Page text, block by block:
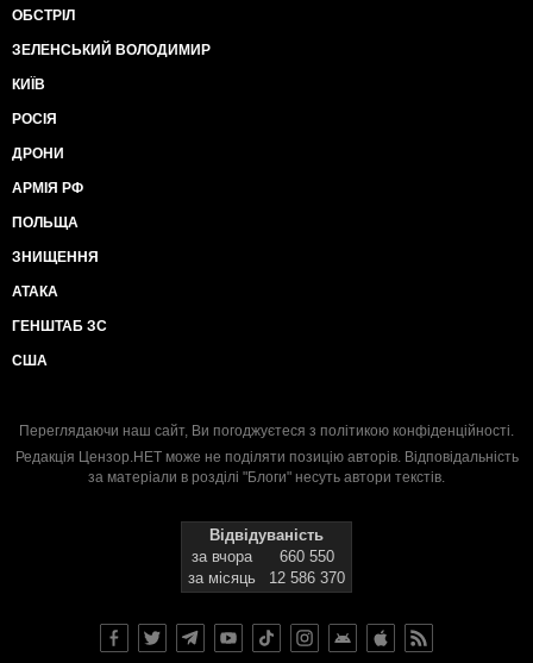
ОБСТРІЛ
ЗЕЛЕНСЬКИЙ ВОЛОДИМИР
КИЇВ
РОСІЯ
ДРОНИ
АРМІЯ РФ
ПОЛЬЩА
ЗНИЩЕННЯ
АТАКА
ГЕНШТАБ ЗС
США
Переглядаючи наш сайт, Ви погоджуєтеся з політикою конфіденційності.
Редакція Цензор.НЕТ може не поділяти позицію авторів. Відповідальність
за матеріали в розділі "Блоги" несуть автори текстів.
Відвідуваність
за вчора
660 550
за місяць
12 586 370